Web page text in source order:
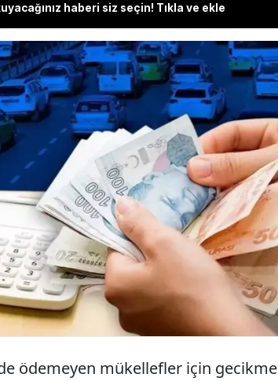
haberi siz seçin! Tıkla ve ekle
Vergisi'nin (MTV) ilk taksit ödemelerinde son
Ocak itibariyle sona erecek olan bu dönemde,
PTT, banka şubeleri ve mobil
üzerinden yapılabilecek.
ödemeyen mükellefler için gecikme